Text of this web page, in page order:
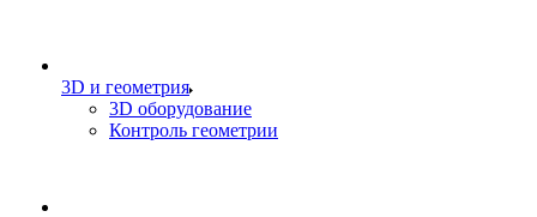
3D и геометрия
3D оборудование
Контроль геометрии